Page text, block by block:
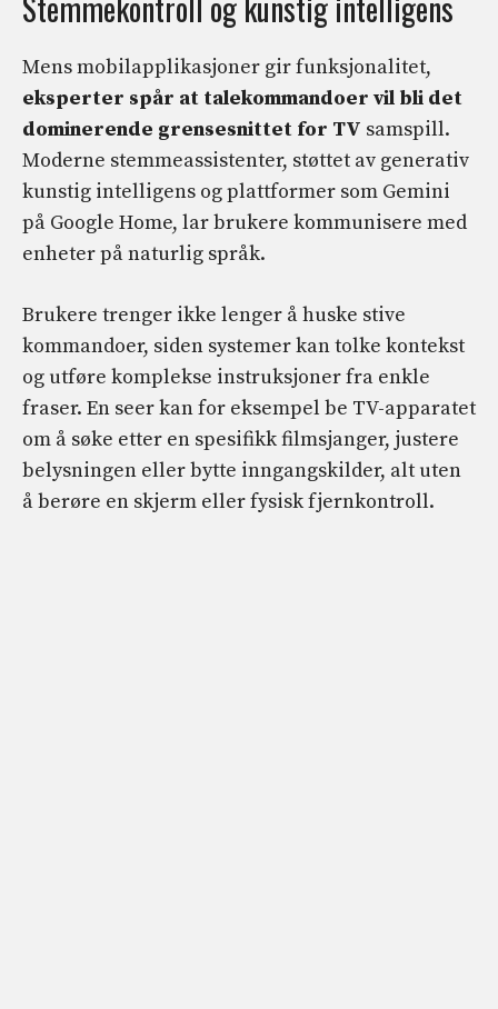
Mens mobilapplikasjoner gir funksjonalitet,
eksperter spår at talekommandoer vil bli det
dominerende grensesnittet for TV samspill.
Moderne stemmeassistenter, støttet av generativ
kunstig intelligens og plattformer som Gemini
på Google Home, lar brukere kommunisere med
enheter på naturlig språk.
Brukere trenger ikke lenger å huske stive
kommandoer, siden systemer kan tolke kontekst
og utføre komplekse instruksjoner fra enkle
fraser. En seer kan for eksempel be TV-apparatet
om å søke etter en spesifikk filmsjanger, justere
belysningen eller bytte inngangskilder, alt uten
å berøre en skjerm eller fysisk fjernkontroll.